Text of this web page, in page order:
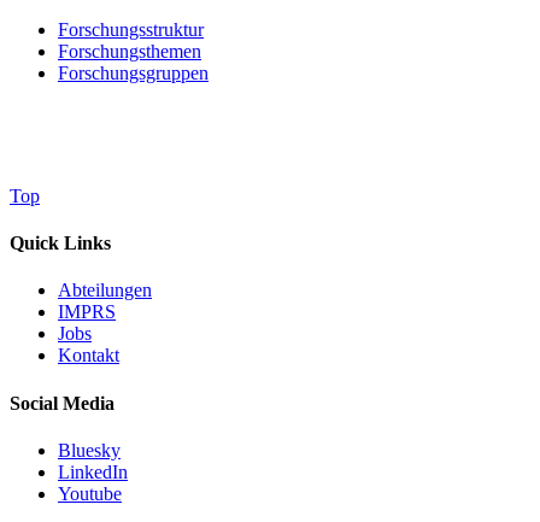
Forschungsstruktur
Forschungsthemen
Forschungsgruppen
Top
Quick Links
Abteilungen
IMPRS
Jobs
Kontakt
Social Media
Bluesky
LinkedIn
Youtube